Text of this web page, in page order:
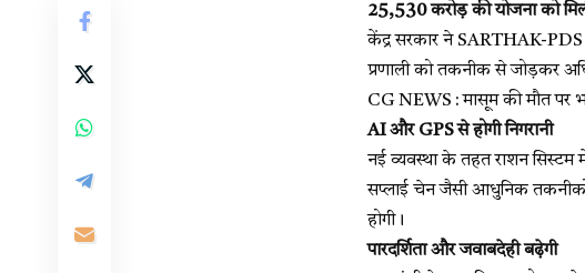
25,530 करोड़ की योजना को
केंद्र सरकार ने SARTHAK-
प्रणाली को तकनीक से जोड़कर
CG NEWS : मासूम की मौत
AI और GPS से होगी निगरानी
नई व्यवस्था के तहत राशन सिस्टम
सप्लाई चेन जैसी आधुनिक
होगी।
पारदर्शिता और जवाबदेही बढ़ेगी